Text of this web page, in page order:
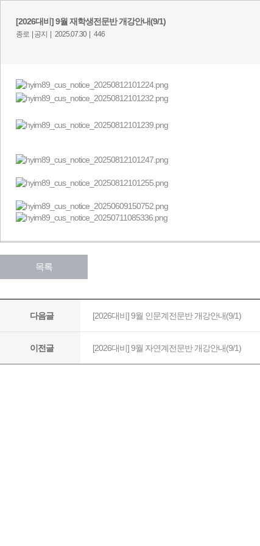
[2026대비] 9월 재학생전문반 개강안내(9/1)
종로 | 공지 | 2025.07.30 | 446
목록
다음글 [2026대비] 9월 인문계전문반 개강안내(9/1)
이전글 [2026대비] 9월 자연계전문반 개강안내(9/1)